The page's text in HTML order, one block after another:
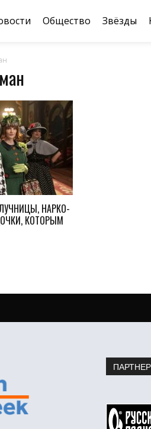
Общество Звёзды
НАРКО-
КОТОРЫМ